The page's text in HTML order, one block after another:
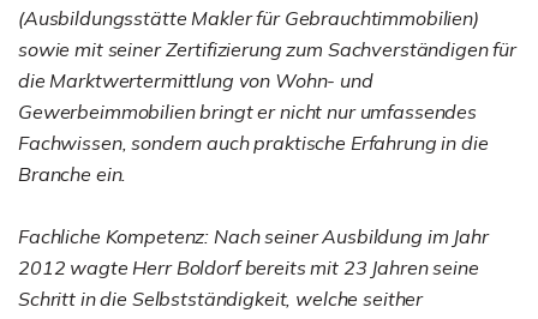
(Ausbildungsstätte Makler für Gebrauchtimmobilien)
sowie mit seiner Zertifizierung zum Sachverständigen für
die Marktwertermittlung von Wohn- und
Gewerbeimmobilien bringt er nicht nur umfassendes
Fachwissen, sondern auch praktische Erfahrung in die
Branche ein.
Fachliche Kompetenz: Nach seiner Ausbildung im Jahr
2012 wagte Herr Boldorf bereits mit 23 Jahren seine
Schritt in die Selbstständigkeit, welche seither